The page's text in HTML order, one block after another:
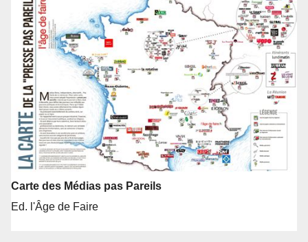
Carte des Médias pas Pareils
Ed. l'Âge de Faire